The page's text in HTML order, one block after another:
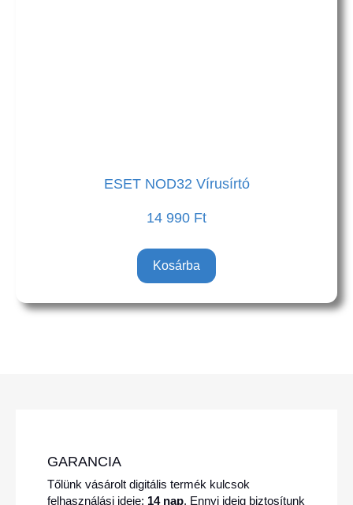
ESET NOD32 Vírusírtó
14 990 Ft
Kosárba
GARANCIA
Tőlünk vásárolt digitális termék kulcsok
felhasználási ideje: 14 nap. Ennyi ideig biztosítunk